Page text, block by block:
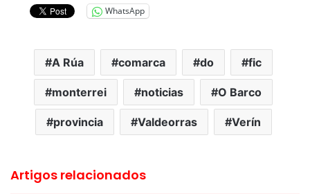
WhatsApp
A Rúa comarca do fic
monterrei noticias O Barco
provincia Valdeorras Verín
Artigos relacionados